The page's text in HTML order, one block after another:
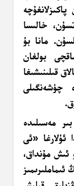
خالىسا
مانا بۇ
بولغان
قىلىنىشىغا
چۈشەنگىلى
مەسىلىدە
ئۇلارغا «ئى
ئىش مۇنداق،